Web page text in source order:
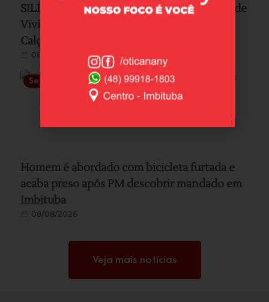
SILÊNCIO”: Imbituba terá ato em memória de
Viviany neste sábado, a partir das 10h no
Calçadão da cidade
08/08/2026
Segurança
Homem é abordado com bicicleta furtada e
acaba preso após PM descobrir mandado em
Imbituba
08/08/2026
Veja mais notícias